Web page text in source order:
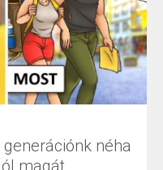
néha
magát